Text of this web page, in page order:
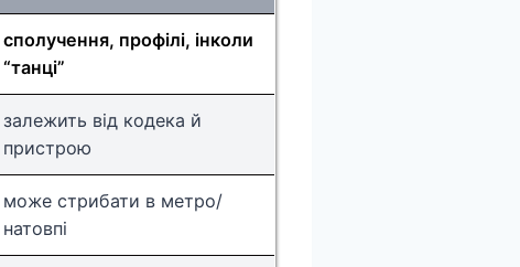
сполучення, профілі, інколи
“танці”
залежить від кодека й
пристрою
може стрибати в метро/
натовпі